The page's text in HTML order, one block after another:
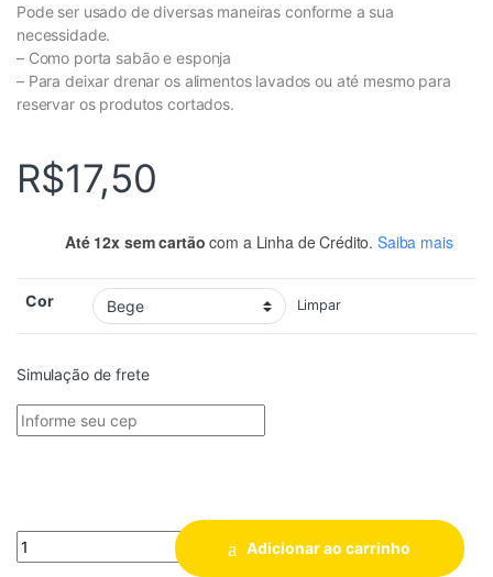
Pode ser usado de diversas maneiras conforme a sua
necessidade.
– Como porta sabão e esponja
– Para deixar drenar os alimentos lavados ou até mesmo para
reservar os produtos cortados.
R$17,50
Até 12x sem cartão com a Linha de Crédito. Saiba mais
Cor Limpar
Simulação de frete
Quantidade
Adicionar ao carrinho